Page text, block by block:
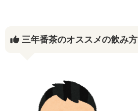
三年番茶のオススメの飲み方